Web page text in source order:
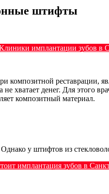
штифты
имплантации зубов в
реставрации,
хватает денег. Для этого
композитный материал.
у штифтов из
имплантация зубов в